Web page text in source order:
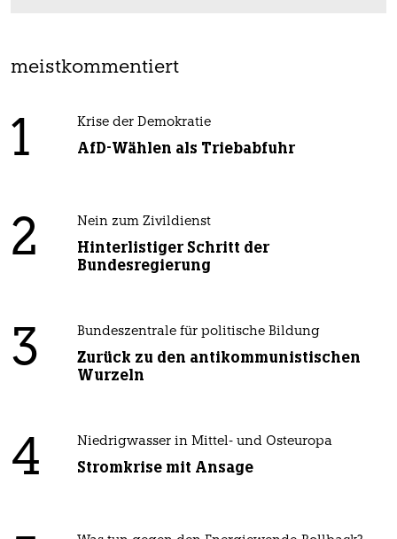
meistkommentiert
1 Krise der Demokratie
AfD-Wählen als Triebabfuhr
2 Nein zum Zivildienst
Hinterlistiger Schritt der
Bundesregierung
3 Bundeszentrale für politische Bildung
Zurück zu den antikommunistischen
Wurzeln
4 Niedrigwasser in Mittel- und Osteuropa
Stromkrise mit Ansage